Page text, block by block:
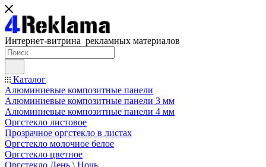
Интернет-витрина рекламных материалов
Каталог
Алюминиевые композитные панели
Алюминиевые композитные панели 3 мм
Алюминиевые композитные панели 4 мм
Оргстекло листовое
Прозрачное оргстекло в листах
Оргстекло молочное белое
Оргстекло цветное
Оргстекло День \ Ночь